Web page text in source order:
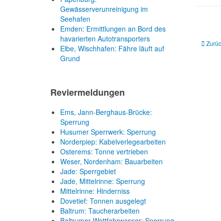
Gewässerverunreinigung im
Seehafen
Emden: Ermittlungen an Bord des
havarierten Autotransporters
Elbe, Wischhafen: Fähre läuft auf
Grund
Reviermeldungen
Ems, Jann-Berghaus-Brücke:
Sperrung
Husumer Sperrwerk: Sperrung
Norderpiep: Kabelverlegearbeiten
Osterems: Tonne vertrieben
Weser, Nordenham: Bauarbeiten
Jade: Sperrgebiet
Jade, Mittelrinne: Sperrung
Mittelrinne: Hinderniss
Dovetief: Tonnen ausgelegt
Baltrum: Taucherarbeiten